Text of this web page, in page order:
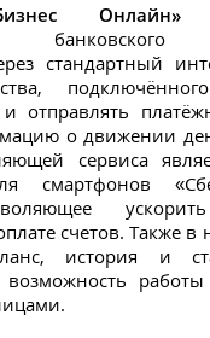
Онлайн»
банковского
стандартный
и отправлять
о движении
сервиса
смартфонов
счетов. Также в
история и
возможность